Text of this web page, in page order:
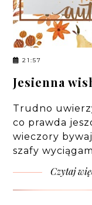
21:57
Jesienna
Trudno
co prawda
wieczory
szafy
Czytaj